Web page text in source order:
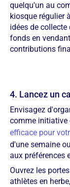
quelqu'un au
kiosque régulier
idées de
fonds en
contributions
4. Lancez un
Envisagez
comme initiative
efficace pour
d'une semaine
aux préférences
Ouvrez les
athlètes en